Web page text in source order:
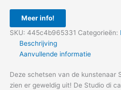
Meer info!
SKU: 445c4b965331 Categorieën:
Beschrijving
Aanvullende informatie
Deze schetsen van de kunstenaar
zien er geweldig uit! De Studio di